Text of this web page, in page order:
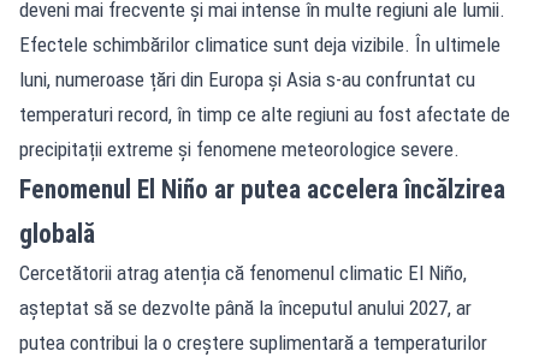
deveni mai frecvente și mai intense în multe regiuni ale lumii.
Efectele schimbărilor climatice sunt deja vizibile. În ultimele
luni, numeroase țări din Europa și Asia s-au confruntat cu
temperaturi record, în timp ce alte regiuni au fost afectate de
precipitații extreme și fenomene meteorologice severe.
Fenomenul El Niño ar putea accelera încălzirea
globală
Cercetătorii atrag atenția că fenomenul climatic El Niño,
așteptat să se dezvolte până la începutul anului 2027, ar
putea contribui la o creștere suplimentară a temperaturilor